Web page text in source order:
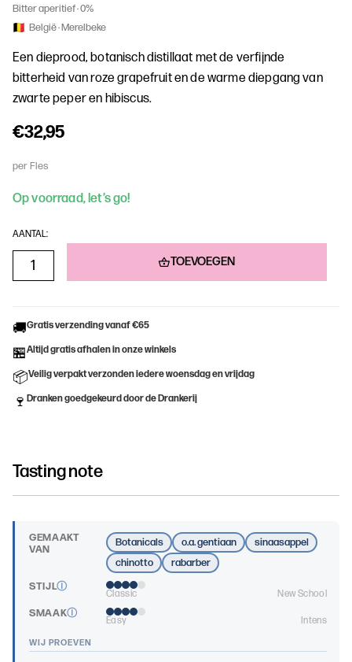
Bitter aperitief 0%
België Merelbeke
Een dieprood, botanisch distillaat met de verfijnde
bitterheid van roze grapefruit en de warme diepgang van
zwarte peper en hibiscus.
€32,95
per Fles
Op voorraad, let’s go!
AANTAL:
TOEVOEGEN
🚚Gratis verzending vanaf €65
🏪Altijd gratis afhalen in onze winkels
📦Veilig verpakt verzonden iedere woensdag en vrijdag
🍷 Dranken goedgekeurd door de Drankerij
Tasting note
GEMAAKT
VAN
Botanicals o.a. gentiaan
sinaasappel
chinotto
rabarber
STIJLⒾ
Classic New School
SMAAKⒾ
Easy Intens
WIJ PROEVEN